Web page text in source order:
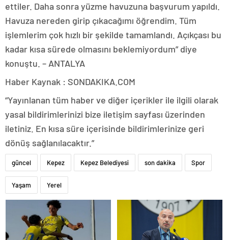
ettiler. Daha sonra yüzme havuzuna başvurum yapıldı.
Havuza nereden girip çıkacağımı öğrendim. Tüm
işlemlerim çok hızlı bir şekilde tamamlandı. Açıkçası bu
kadar kısa sürede olmasını beklemiyordum” diye
konuştu. – ANTALYA
Haber Kaynak : SONDAKIKA.COM
“Yayınlanan tüm haber ve diğer içerikler ile ilgili olarak
yasal bildirimlerinizi bize iletişim sayfası üzerinden
iletiniz. En kısa süre içerisinde bildirimlerinize geri
dönüş sağlanılacaktır.”
güncel Kepez Kepez Belediyesi son dakika Spor
Yaşam Yerel